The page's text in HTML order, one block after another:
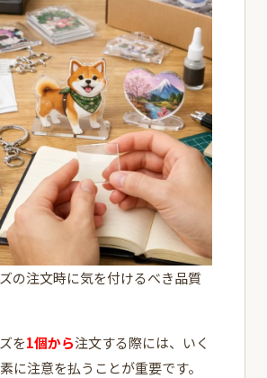
の注文時に気を付けるべき品質
を1個から注文する際には、いく
に注意を払うことが重要です。